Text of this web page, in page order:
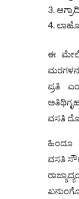
ಈ
ಪ್ರತಿ
ವಸತಿ
ಹಿಂದೂ
ವಸತಿ